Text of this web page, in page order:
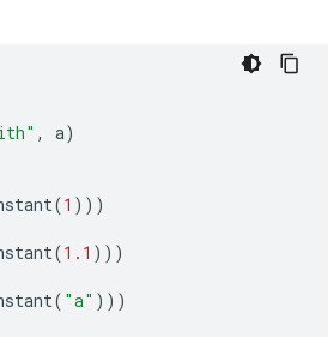
, a)
(1 )))
(1.1 )))
( "a" )))